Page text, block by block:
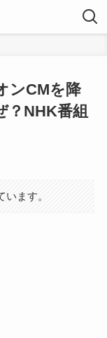
ンCMを降
？NHK番組
ます。